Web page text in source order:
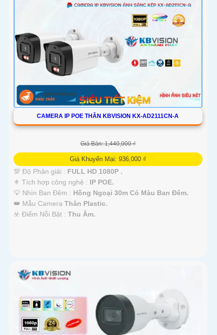
CAMERA IP POE THÂN KBVISION KX-AD2111CN-A
Giá Bán: 1,440,000 ₫
Giá Khuyến Mại: 936,000 ₫
💯 Độ Phân giải : FULL HD 1080P .
⚜️ Tích hợp công nghệ : IP POE.
💡 Nhìn Ban Đêm : Hồng Ngoại 30m Có Màu Ban Ðêm.
👑 Mẫu Camera Thân Plastic.
️☣️ Điểm Nỗi Bật : Thu Âm.